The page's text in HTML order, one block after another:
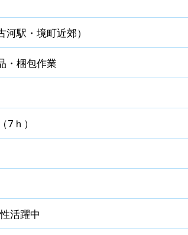
駅・境町近郊）
・梱包作業
ｈ）
活躍中